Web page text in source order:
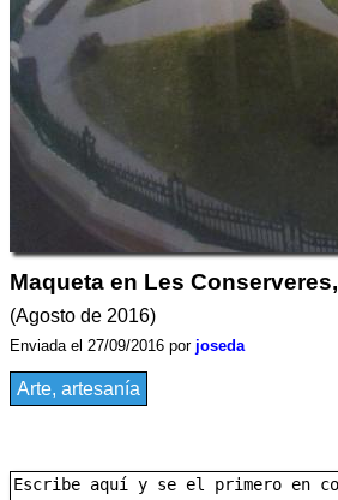
Maqueta en Les Conserveres,
(Agosto de 2016)
Enviada el 27/09/2016 por joseda
Arte, artesanía